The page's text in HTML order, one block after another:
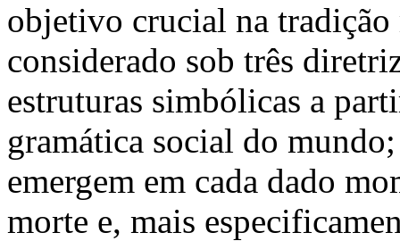
objetivo crucial na tradição
considerado sob três
estruturas simbólicas a
gramática social do
emergem em cada dado
morte e, mais